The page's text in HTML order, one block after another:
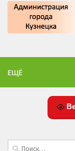
ЕЩЁ
Найти: